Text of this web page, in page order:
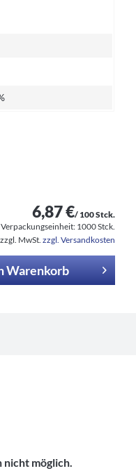
6,87 €/ 100 Stck.
Verpackungseinheit: 1000 Stck.
zzgl. MwSt. zzgl. Versandkosten
Warenkorb
möglich.